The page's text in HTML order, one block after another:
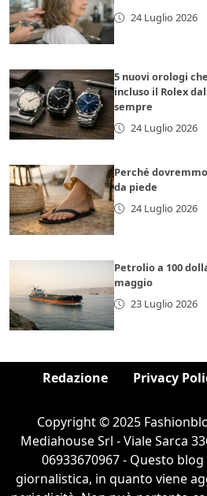
24 Luglio 2026
5 nuovi orologi
incluso il Rolex
sempre
24 Luglio 2026
Perché
da piede
24 Luglio 2026
Petrolio a 100
maggio
23 Luglio 2026
Redazione Privacy
Copyright © 2025
Mediahouse Srl - Viale Sarca
06933670967 - Questo
giornalistica, in quanto viene